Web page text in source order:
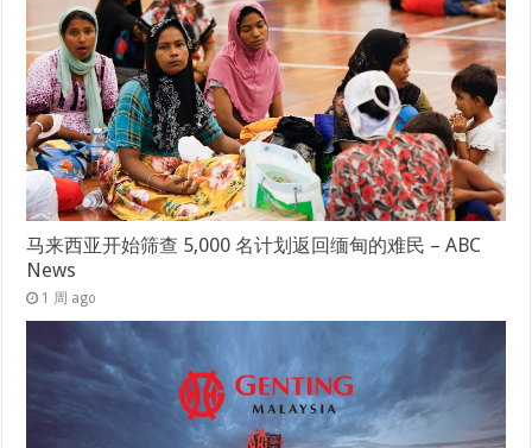
马来西亚开始筛查 5,000 名计划返回缅甸的难民 – ABC
News
1 周 ago